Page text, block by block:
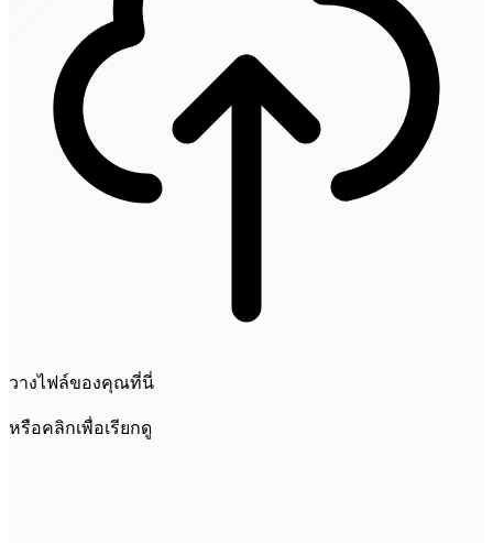
วางไฟล์ของคุณที่นี่
หรือคลิกเพื่อเรียกดู